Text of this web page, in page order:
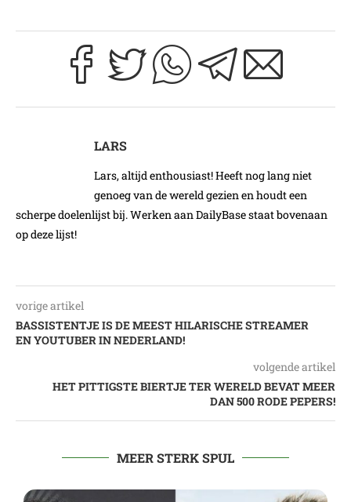
LARS
Lars, altijd enthousiast! Heeft nog lang niet
genoeg van de wereld gezien en houdt een
scherpe doelenlijst bij. Werken aan DailyBase staat bovenaan
op deze lijst!
vorige artikel
BASSISTENTJE IS DE MEEST HILARISCHE STREAMER
EN YOUTUBER IN NEDERLAND!
volgende artikel
HET PITTIGSTE BIERTJE TER WERELD BEVAT MEER
DAN 500 RODE PEPERS!
MEER STERK SPUL